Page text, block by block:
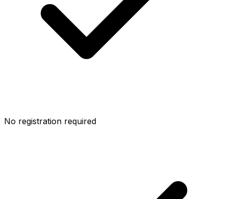
No registration required